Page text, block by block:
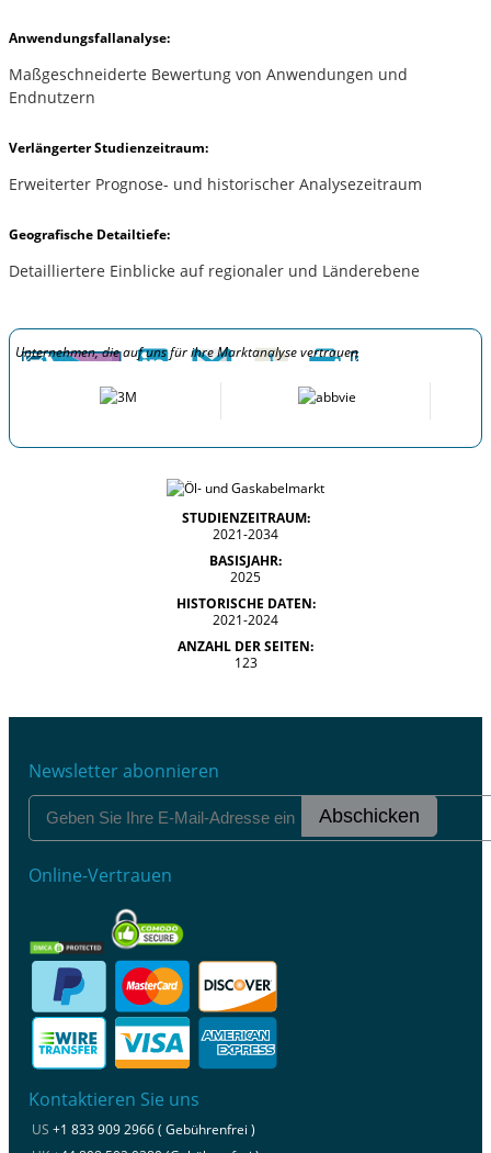
Anwendungsfallanalyse:
Maßgeschneiderte Bewertung von Anwendungen und
Endnutzern
Verlängerter Studienzeitraum:
Erweiterter Prognose- und historischer Analysezeitraum
Geografische Detailtiefe:
Detailliertere Einblicke auf regionaler und Länderebene
Unternehmen, die auf uns für ihre Marktanalyse vertrauen
STUDIENZEITRAUM:
2021-2034
BASISJAHR:
2025
HISTORISCHE DATEN:
2021-2024
ANZAHL DER SEITEN:
123
Newsletter abonnieren
Abschicken
Online-Vertrauen
Kontaktieren Sie uns
US +1 833 909 2966 ( Gebührenfrei )